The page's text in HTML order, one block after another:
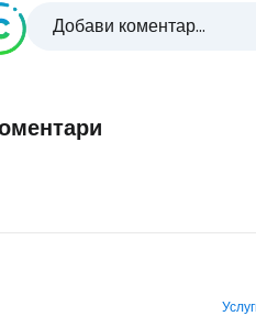
Добави коментар...